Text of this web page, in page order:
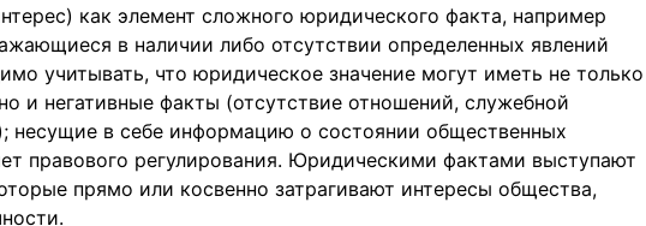
как элемент сложного юридического факта, например
в наличии либо отсутствии определенных явлений
учитывать, что юридическое значение могут иметь не только
и негативные факты (отсутствие отношений, служебной
несущие в себе информацию о состоянии общественных
правового регулирования. Юридическими фактами выступают
прямо или косвенно затрагивают интересы общества,